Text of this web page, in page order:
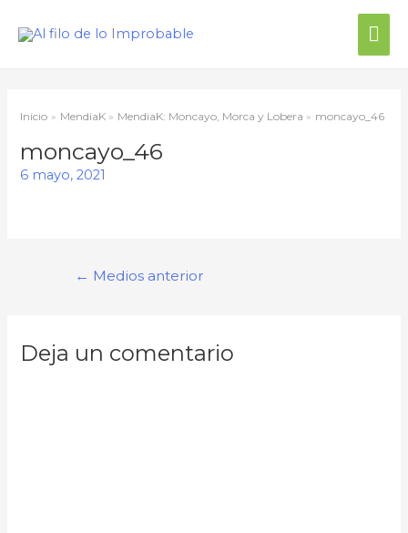
Inicio MendiaK MendiaK: Moncayo, Morca y Lobera moncayo_46
moncayo_46
6 mayo, 2021
Navegación
← Medios anterior
Deja un comentario